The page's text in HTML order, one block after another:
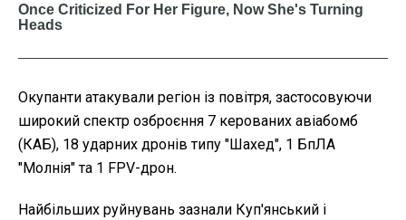
Окупанти атакували регіон із повітря, застосовуючи
широкий спектр озброєння 7 керованих авіабомб
(КАБ), 18 ударних дронів типу "Шахед", 1 БпЛА
"Молнія" та 1 FPV-дрон.
Найбільших руйнувань зазнали Куп'янський і